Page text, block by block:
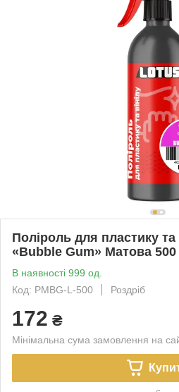
Поліроль для пластику та
«Bubble Gum» Матова
В наявності 999 од.
Код: PMBG-L-500
Роздріб
172 ₴
Мінімальна сума замовлення на